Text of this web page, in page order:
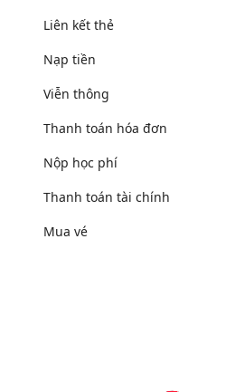
Liên kết thẻ
Nạp tiền
Viễn thông
Thanh toán hóa đơn
Nộp học phí
Thanh toán tài chính
Mua vé